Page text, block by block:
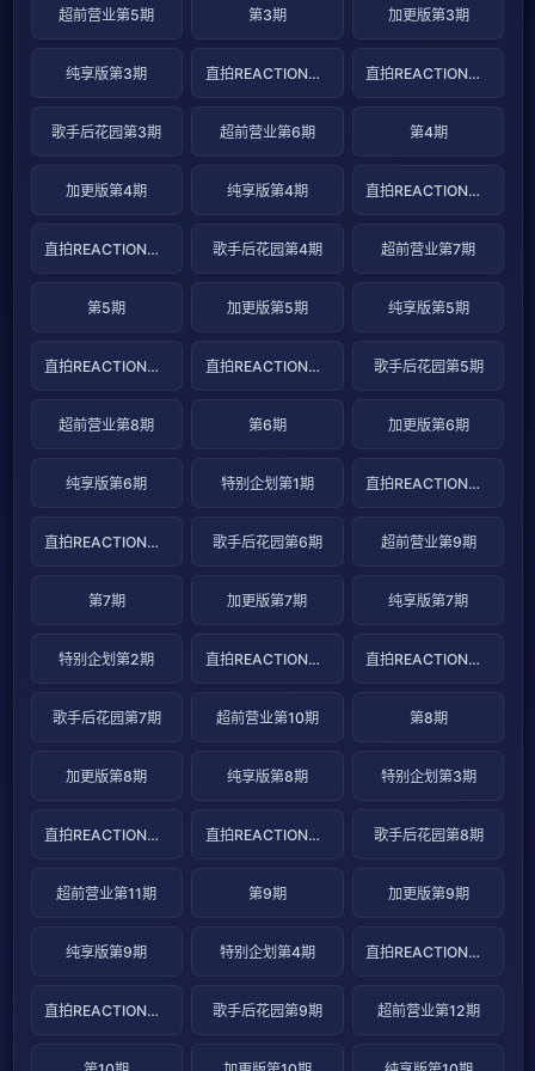
超前营业第5期 第3期 加更版第3期
纯享版第3期 直拍REACTION第5期 直拍REACTION第6期
歌手后花园第3期 超前营业第6期 第4期
加更版第4期 纯享版第4期 直拍REACTION第7期
直拍REACTION第8期 歌手后花园第4期 超前营业第7期
第5期 加更版第5期 纯享版第5期
直拍REACTION第9期 直拍REACTION第10期 歌手后花园第5期
超前营业第8期 第6期 加更版第6期
纯享版第6期 特别企划第1期 直拍REACTION第11期
直拍REACTION第12期 歌手后花园第6期 超前营业第9期
第7期 加更版第7期 纯享版第7期
特别企划第2期 直拍REACTION第13期 直拍REACTION第14期
歌手后花园第7期 超前营业第10期 第8期
加更版第8期 纯享版第8期 特别企划第3期
直拍REACTION第15期 直拍REACTION第16期 歌手后花园第8期
超前营业第11期 第9期 加更版第9期
纯享版第9期 特别企划第4期 直拍REACTION第17期
直拍REACTION第18期 歌手后花园第9期 超前营业第12期